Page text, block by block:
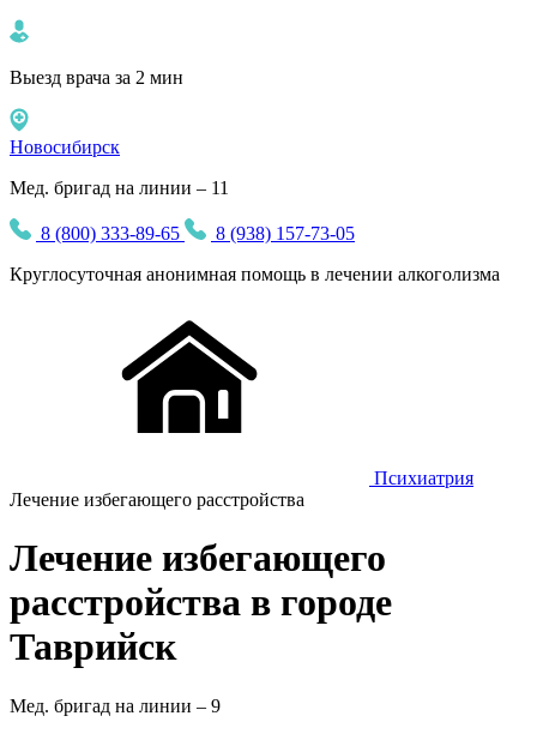
Выезд врача за 2 мин
Новосибирск
Мед. бригад на линии – 11
8 (800) 333-89-65
8 (938) 157-73-05
Круглосуточная анонимная помощь в лечении алкоголизма
Психиатрия
Лечение избегающего расстройства
Лечение избегающего
расстройства в городе
Таврийск
Мед. бригад на линии – 9